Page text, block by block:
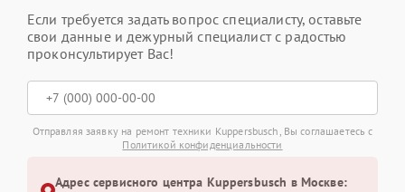
Если требуется задать вопрос специалисту, оставьте
свои данные и дежурный специалист с радостью
проконсультирует Вас!
Отправляя заявку на ремонт техники Kuppersbusch, Вы соглашаетесь с
Политикой конфиденциальности
Адрес сервисного центра Kuppersbusch в Москве: